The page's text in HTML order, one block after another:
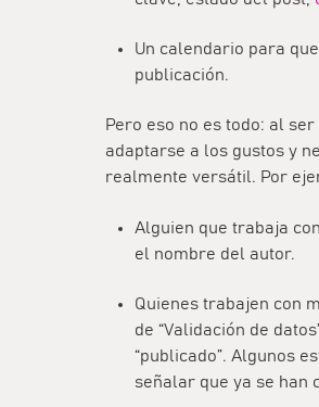
Un calendario para
publicación.
Pero eso no es todo: al
adaptarse a los gustos y
realmente versátil. Por
Alguien que trabaja
el nombre del autor.
Quienes trabajen con
de “Validación de
“publicado”. Algunos
señalar que ya se han